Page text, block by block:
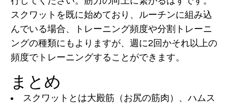
スクワットを既に始めており、ルーチンに組み込
んでいる場合、トレーニング頻度や分割トレーニ
ングの種類にもよりますが、週に2回かそれ以上の
頻度でトレーニングすることができます。
まとめ
スクワットとは大殿筋（お尻の筋肉）、ハムス